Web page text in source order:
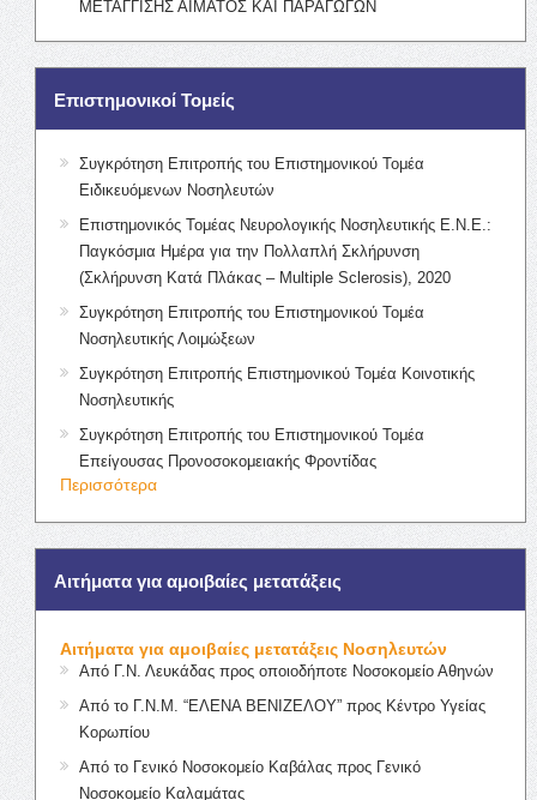
ΜΕΤΑΓΓΙΣΗΣ ΑΙΜΑΤΟΣ ΚΑΙ ΠΑΡΑΓΩΓΩΝ
Επιστημονικοί Τομείς
Συγκρότηση Επιτροπής του Επιστημονικού Τομέα
Ειδικευόμενων Νοσηλευτών
Επιστημονικός Τομέας Νευρολογικής Νοσηλευτικής Ε.Ν.Ε.:
Παγκόσμια Ημέρα για την Πολλαπλή Σκλήρυνση
(Σκλήρυνση Κατά Πλάκας – Multiple Sclerosis), 2020
Συγκρότηση Επιτροπής του Επιστημονικού Τομέα
Νοσηλευτικής Λοιμώξεων
Συγκρότηση Επιτροπής Επιστημονικού Τομέα Κοινοτικής
Νοσηλευτικής
Συγκρότηση Επιτροπής του Επιστημονικού Τομέα
Επείγουσας Προνοσοκομειακής Φροντίδας
Περισσότερα
Αιτήματα για αμοιβαίες μετατάξεις
Αιτήματα για αμοιβαίες μετατάξεις Νοσηλευτών
Από Γ.Ν. Λευκάδας προς οποιοδήποτε Νοσοκομείο Αθηνών
Από το Γ.Ν.Μ. “ΕΛΕΝΑ ΒΕΝΙΖΕΛΟΥ” προς Κέντρο Υγείας
Κορωπίου
Από το Γενικό Νοσοκομείο Καβάλας προς Γενικό
Νοσοκομείο Καλαμάτας